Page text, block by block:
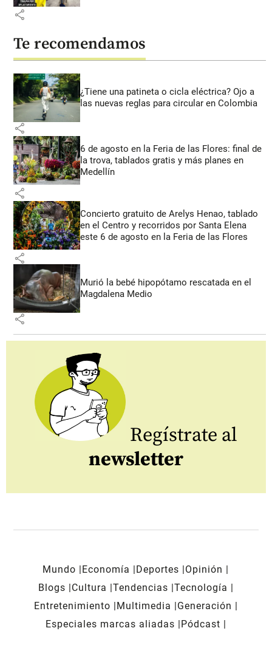
share
Te recomendamos
¿Tiene una patineta o cicla eléctrica? Ojo a
las nuevas reglas para circular en Colombia
share
6 de agosto en la Feria de las Flores: final de
la trova, tablados gratis y más planes en
Medellín
share
Concierto gratuito de Arelys Henao, tablado
en el Centro y recorridos por Santa Elena
este 6 de agosto en la Feria de las Flores
share
Murió la bebé hipopótamo rescatada en el
Magdalena Medio
share
Regístrate al
newsletter
Mundo Economía Deportes
Opinión
Blogs
Cultura Tendencias Tecnología
Entretenimiento
Multimedia
Generación
Especiales marcas aliadas
Pódcast